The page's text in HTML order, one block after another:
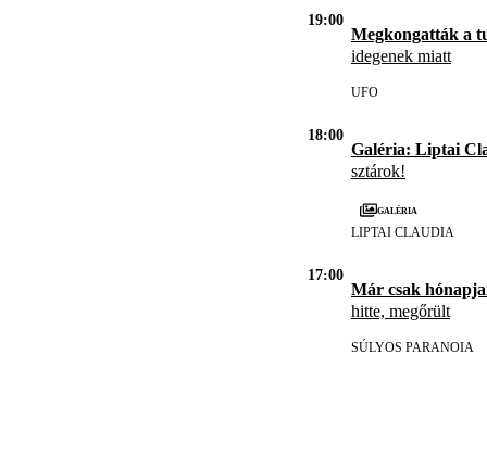
19:00
Megkongatták a
idegenek miatt
UFO
18:00
Galéria: Liptai
sztárok!
Galéria
LIPTAI CLAUDIA
17:00
Már csak
hitte, megőrült
SÚLYOS PARANOIA